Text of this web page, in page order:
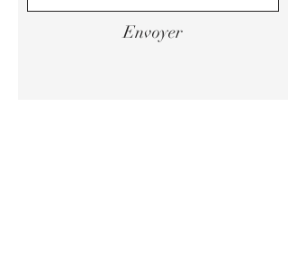
Envoyer